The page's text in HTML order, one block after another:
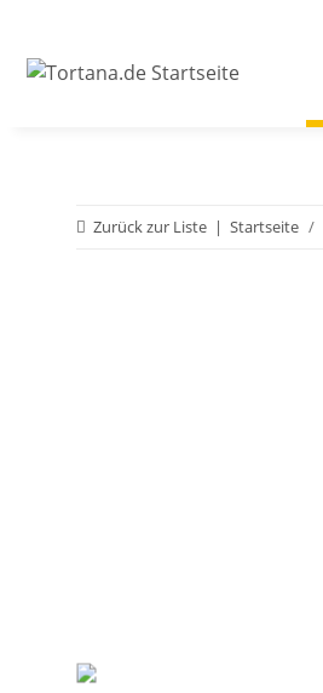
Zurück zur Liste Startseite